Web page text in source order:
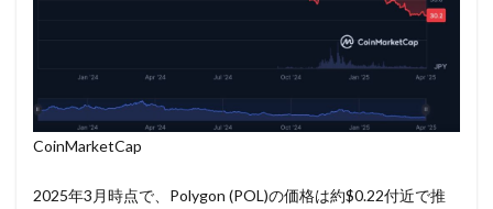
CoinMarketCap
2025年3月時点で、Polygon (POL)の価格は約$0.22付近で推